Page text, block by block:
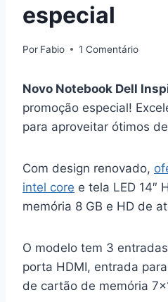
especial
Por Fabio 1 Comentário
Novo Notebook Dell
promoção especial!
para aproveitar ótimos
Com design renovado,
intel core e tela LED 14″
memória 8 GB e HD de
O modelo tem 3
porta HDMI, entrada
de cartão de memória